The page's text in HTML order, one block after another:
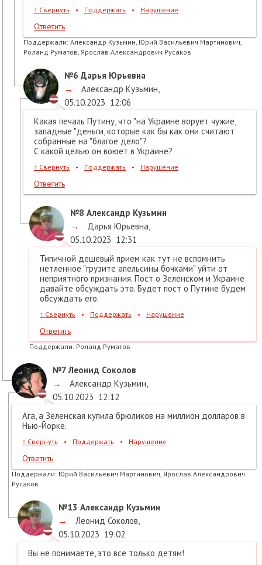
↑ Свернуть • Поддержать • Нарушение
Ответить
Поддержали: Александр Кузьмин, Юрий Васильевич Мартинович,
Роланд Руматов, Ярослав Александрович Русаков
№6 Дарья Юрьевна
→
Александр Кузьмин,
05.10.2023 12:06
Какая печаль Путину, что "на Украине ворует чужие,
западные "деньги, которые как бы как они считают
собранные на "благое дело"?
С какой целью он воюет в Украине?
↑ Свернуть • Поддержать • Нарушение
Ответить
№8 Александр Кузьмин
→
Дарья Юрьевна,
05.10.2023 12:31
Типичной дешевый прием как тут не вспомнить
нетленное "грузите апельсины бочками" уйти от
неприятного признания. Пост о Зеленском и Украине
давайте обсуждать это. Будет пост о Путине будем
обсуждать его.
↑ Свернуть • Поддержать • Нарушение
Ответить
Поддержали: Роланд Руматов
№7Леонид Соколов
→
Александр Кузьмин,
05.10.2023 12:12
Ага, а Зеленская купила брюликов на миллион долларов в
Нью-Йорке.
↑ Свернуть • Поддержать • Нарушение
Ответить
Поддержали: Юрий Васильевич Мартинович, Ярослав Александрович
Русаков
№13 Александр Кузьмин
→
Леонид Соколов,
05.10.2023 19:02
Вы не понимаете, это все только детям!